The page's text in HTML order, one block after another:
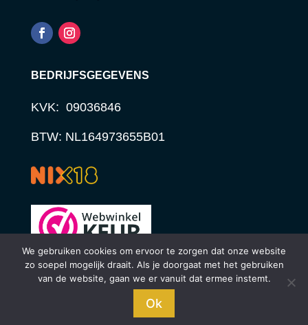
én in onze winkel in Oosterbeek.
BEDRIJFSGEGEVENS
KVK: 09036846
BTW: NL164973655B01
© STUDIO STERCK | WEBDESIGN 2024
We gebruiken cookies om ervoor te zorgen dat onze website
zo soepel mogelijk draait. Als je doorgaat met het gebruiken
van de website, gaan we er vanuit dat ermee instemt.
Ok